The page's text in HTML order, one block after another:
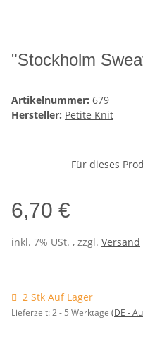
"Stockholm
Artikelnummer: 679
Hersteller: Petite Knit
Für dieses
6,70 €
inkl. 7% USt. , zzgl. Versand
2 Stk Auf Lager
Lieferzeit:2 - 5 Werktage (DE -